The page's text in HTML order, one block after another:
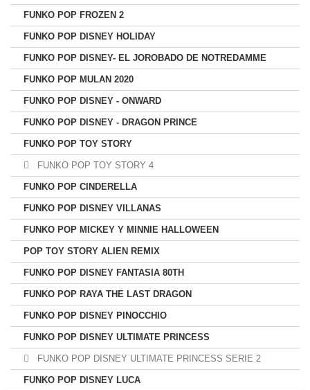
FUNKO POP FROZEN 2
FUNKO POP DISNEY HOLIDAY
FUNKO POP DISNEY- EL JOROBADO DE NOTREDAMME
FUNKO POP MULAN 2020
FUNKO POP DISNEY - ONWARD
FUNKO POP DISNEY - DRAGON PRINCE
FUNKO POP TOY STORY
FUNKO POP TOY STORY 4
FUNKO POP CINDERELLA
FUNKO POP DISNEY VILLANAS
FUNKO POP MICKEY Y MINNIE HALLOWEEN
POP TOY STORY ALIEN REMIX
FUNKO POP DISNEY FANTASIA 80TH
FUNKO POP RAYA THE LAST DRAGON
FUNKO POP DISNEY PINOCCHIO
FUNKO POP DISNEY ULTIMATE PRINCESS
FUNKO POP DISNEY ULTIMATE PRINCESS SERIE 2
FUNKO POP DISNEY LUCA